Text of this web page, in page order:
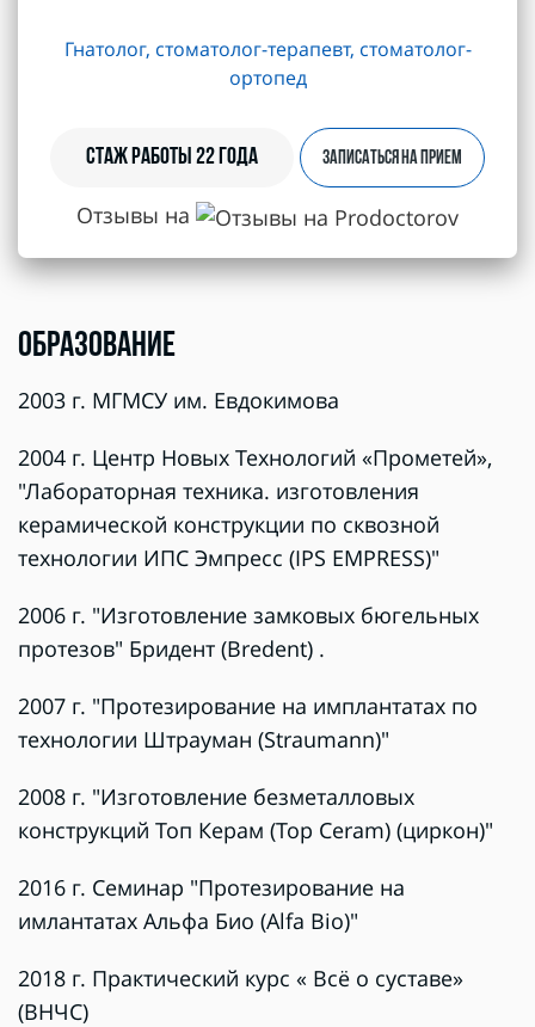
Гнатолог, стоматолог-терапевт, стоматолог-
ортопед
Стаж работы 22 года ЗАПИСАТЬСЯ НА ПРИЕМ
Отзывы на
ОБРАЗОВАНИЕ
2003 г. МГМСУ им. Евдокимова
2004 г. Центр Новых Технологий «Прометей»,
"Лабораторная техника. изготовления
керамической конструкции по сквозной
технологии ИПС Эмпресс (IPS EMPRESS)"
2006 г. "Изготовление замковых бюгельных
протезов" Бридент (Bredent) .
2007 г. "Протезирование на имплантатах по
технологии Штрауман (Straumann)"
2008 г. "Изготовление безметалловых
конструкций Топ Керам (Top Ceram) (циркон)"
2016 г. Семинар "Протезирование на
имлантатах Альфа Био (Alfa Bio)"
2018 г. Практический курс « Всё о суставе»
(ВНЧС)